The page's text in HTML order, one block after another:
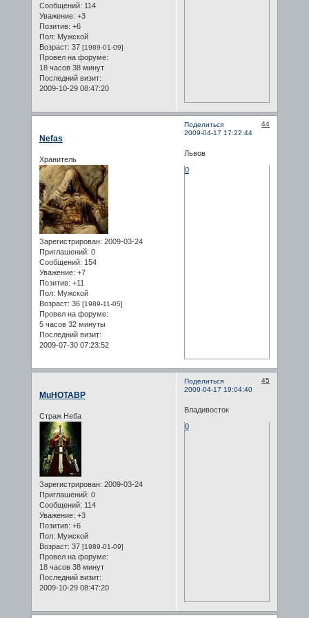
Сообщений: 114
Уважение: +3
Позитив: +6
Пол: Мужской
Возраст: 37 [1989-01-09]
Провел на форуме:
18 часов 38 минут
Последний визит:
2009-10-29 08:47:20
Поделиться
44
2009-04-17 17:22:44
Nefas
Хранитель
Зарегистрирован: 2009-03-24
Приглашений: 0
Сообщений: 154
Уважение: +7
Позитив: +11
Пол: Мужской
Возраст: 36 [1989-11-05]
Провел на форуме:
5 часов 32 минуты
Последний визит:
2009-07-30 07:23:52
Львов
0
Поделиться
45
2009-04-17 19:04:40
MuHOTABP
Страж Неба
Зарегистрирован: 2009-03-24
Приглашений: 0
Сообщений: 114
Уважение: +3
Позитив: +6
Пол: Мужской
Возраст: 37 [1989-01-09]
Провел на форуме:
18 часов 38 минут
Последний визит:
2009-10-29 08:47:20
Владивосток
0